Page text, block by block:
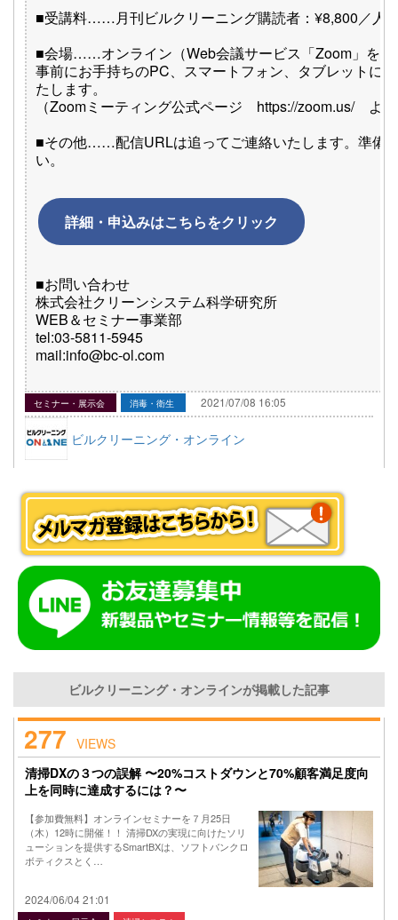
■受講料……月刊ビルクリーニング購読者：¥8,800／人
■会場……オンライン（Web会議サービス「Zoom」を利
事前にお手持ちのPC、スマートフォン、タブレットに
たします。
（Zoomミーティング公式ページ https://zoom.us/ よ
■その他……配信URLは追ってご連絡いたします。準備
い。
詳細・申込みはこちらをクリック
■お問い合わせ
株式会社クリーンシステム科学研究所
WEB＆セミナー事業部
tel:03-5811-5945
mail:info@bc-ol.com
セミナー・展示会 消毒・衛生 2021/07/08 16:05
ビルクリーニング・オンライン
ビルクリーニング・オンラインが掲載した記事
277 VIEWS
清掃DXの３つの誤解 〜20%コストダウンと70%顧客満足度向
上を同時に達成するには？〜
【参加費無料】オンラインセミナーを７月25日
（木）12時に開催！！ 清掃DXの実現に向けたソリ
ューションを提供するSmartBXは、ソフトバンクロ
ボティクスとく…
2024/06/04 21:01